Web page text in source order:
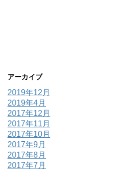
アーカイブ
2019年12月
2019年4月
2017年12月
2017年11月
2017年10月
2017年9月
2017年8月
2017年7月